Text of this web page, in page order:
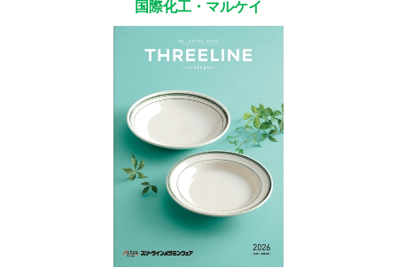
国際化工・マルケイ